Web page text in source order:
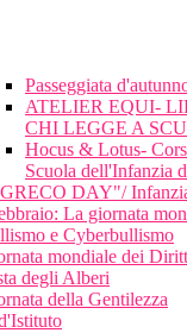
Passeggiata
ATELIER EQUI-
CHI LEGGE A
Hocus & Lotus-
Scuola dell'Infanzia
DAY"/
La giornata
e Cyberbullismo
mondiale dei
degli Alberi
della Gentilezza